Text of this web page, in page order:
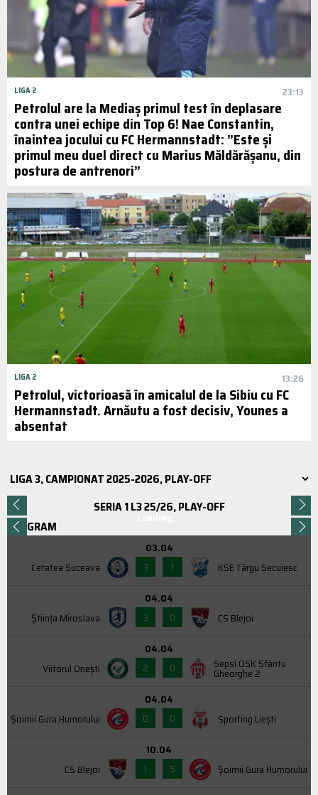
LIGA 2 23:13
Petrolul are la Mediaș primul test în deplasare
contra unei echipe din Top 6! Nae Constantin,
înaintea jocului cu FC Hermannstadt: ”Este și
primul meu duel direct cu Marius Măldărășanu, din
postura de antrenori”
LIGA 2 13:26
Petrolul, victorioasă în amicalul de la Sibiu cu FC
Hermannstadt. Arnăutu a fost decisiv, Younes a
absentat
SERIA 1 L3 25/26, PLAY-OFF
PROGRAM
Cetatea Suceava
03.04
3
1 KSE Târgu Secuiesc
Știința Miroslava
04.04
3
0 CS Blejoi
Viitorul Onești
04.04
2
0 Sepsi OSK Sfântu
Gheorghe 2
Şoimii Gura Humorului
04.04
0
0 Sporting Liești
CS Blejoi
10.04
1
5
Şoimii Gura Humorului